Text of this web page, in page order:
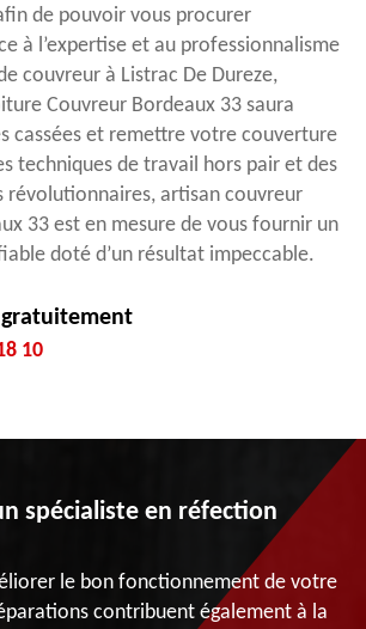
de pouvoir vous procurer
à l’expertise et au professionnalisme
couvreur à Listrac De Dureze,
Couvreur Bordeaux 33 saura
cassées et remettre votre couverture
techniques de travail hors pair et des
révolutionnaires, artisan couvreur
33 est en mesure de vous fournir un
doté d’un résultat impeccable.
10
spécialiste en réfection
le bon fonctionnement de votre
contribuent également à la